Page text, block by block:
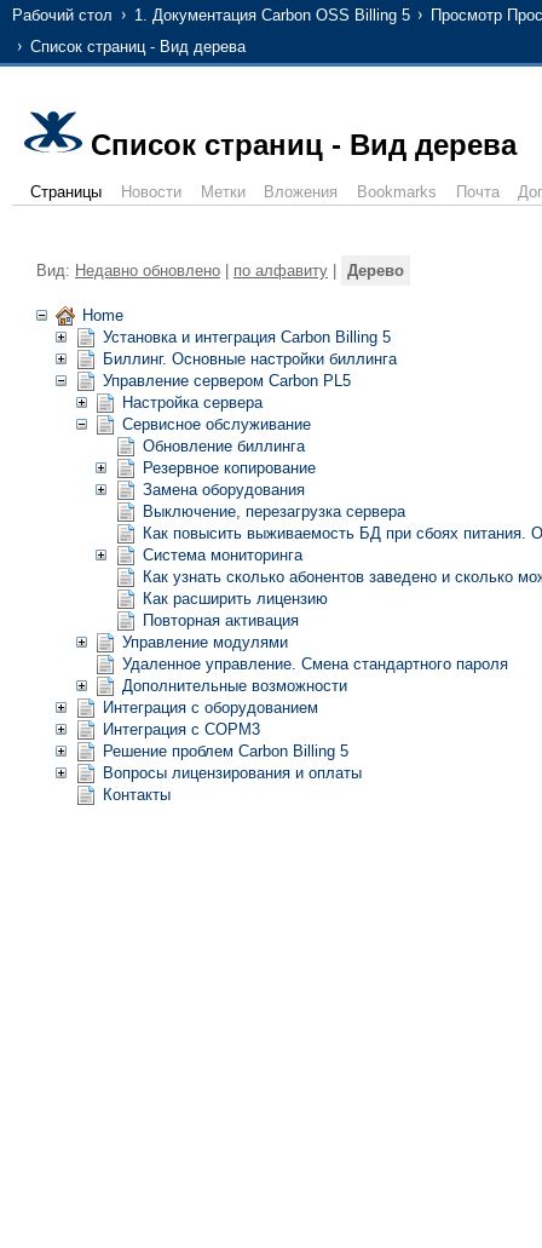
Рабочий стол 1. Документация Carbon OSS Billing 5
Просмотр
Список страниц - Вид дерева
Список страниц - Вид дерева
Страницы Новости Метки Вложения Bookmarks Почта
Вид: Недавно обновлено по алфавиту Дерево
Home
Установка и интеграция Carbon Billing 5
Биллинг. Основные настройки биллинга
Управление сервером Carbon PL5
Настройка сервера
Сервисное обслуживание
Обновление биллинга
Резервное копирование
Замена оборудования
Выключение, перезагрузка сервера
Как повысить выживаемость БД при сбоях питания.
Система мониторинга
Как узнать сколько абонентов заведено и сколько
Как расширить лицензию
Повторная активация
Управление модулями
Удаленное управление. Смена стандартного пароля
Дополнительные возможности
Интеграция с оборудованием
Интеграция с СОРМ3
Решение проблем Carbon Billing 5
Вопросы лицензирования и оплаты
Контакты